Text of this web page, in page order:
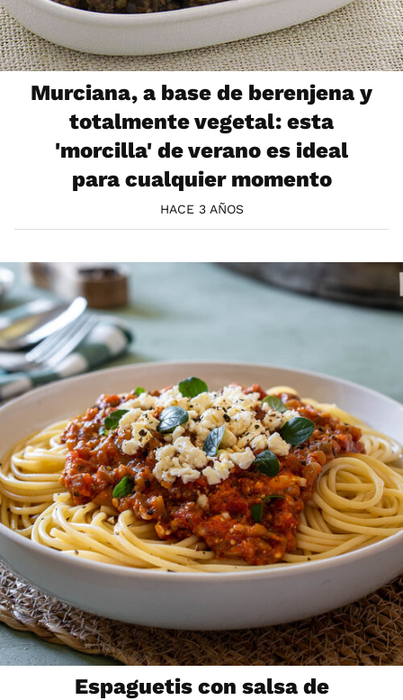
Murciana, a base de berenjena y
totalmente vegetal: esta
'morcilla' de verano es ideal
para cualquier momento
HACE 3 AÑOS
Espaguetis con salsa de